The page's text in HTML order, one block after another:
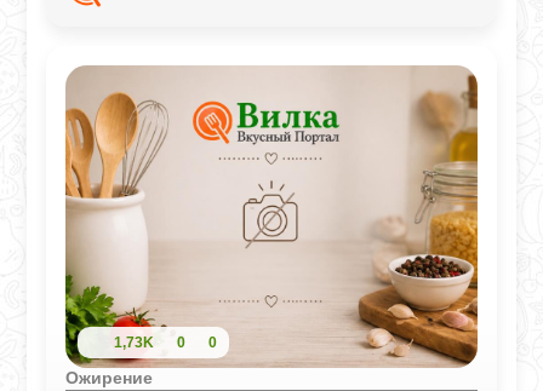
1,73K 0 0
Ожирение